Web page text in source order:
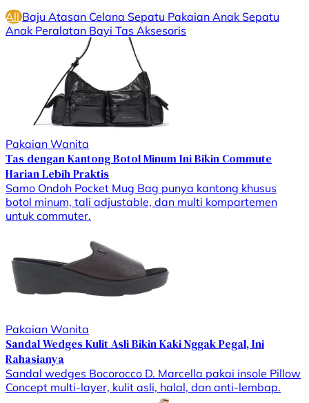
AllBaju Atasan Celana ⁠⁠Sepatu Pakaian Anak Sepatu
Anak Peralatan Bayi Tas Aksesoris
Pakaian Wanita
Tas dengan Kantong Botol Minum Ini Bikin Commute
Harian Lebih Praktis
Samo Ondoh Pocket Mug Bag punya kantong khusus
botol minum, tali adjustable, dan multi kompartemen
untuk commuter.
Pakaian Wanita
Sandal Wedges Kulit Asli Bikin Kaki Nggak Pegal, Ini
Rahasianya
Sandal wedges Bocorocco D. Marcella pakai insole Pillow
Concept multi-layer, kulit asli, halal, dan anti-lembap.